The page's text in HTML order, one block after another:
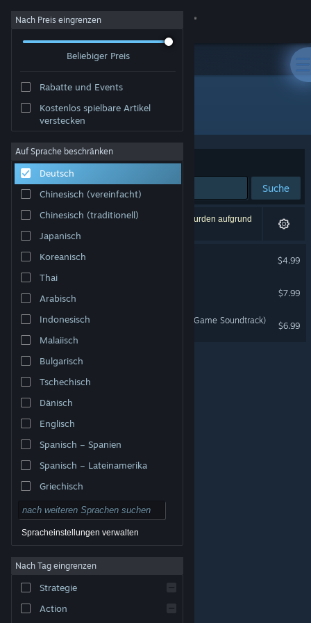
Anmelden
Info
Support
Sprache ändern
Steam-Mobile-App herunterladen
Desktopversion anzeigen
© Valve Corporation. Alle Rechte vorbehalten. Alle
USA und anderen Ländern.
Rechtliches
Barrierefreiheit
Nutzungsvertrag
Nach Preis eingrenzen
Beliebiger Preis
Rabatte und Events
Kostenlos spielbare Artikel
verstecken
Auf Sprache beschränken
Deutsch
Chinesisch (vereinfacht)
Chinesisch (traditionell)
Japanisch
Koreanisch
Thai
Arabisch
Indonesisch
Malaiisch
Bulgarisch
Tschechisch
Dänisch
Englisch
Spanisch – Spanien
Spanisch – Lateinamerika
Griechisch
Spracheinstellungen verwalten
Nach Tag eingrenzen
Strategie
Action
Entwickler: Vertical Reach
Sortieren nach Relevanz
Suche
3 Ergebnisse entsprechen Ihrer Suche. 2 Titel wurden aufgrund
Ihrer Einstellungen ausgeschlossen.
$4.99
$7.99
The Tartarus Key (Original Game Soundtrack)
$6.99